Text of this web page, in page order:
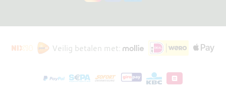
Veilig betalen met: